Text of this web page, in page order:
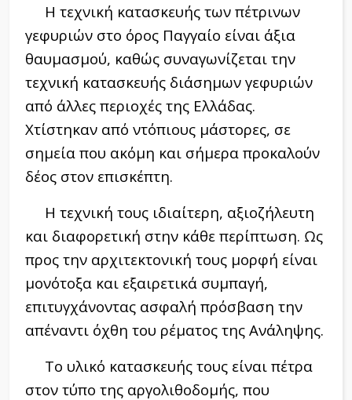
Η τεχνική κατασκευής των πέτρινων
γεφυριών στο όρος Παγγαίο είναι άξια
θαυμασμού, καθώς συναγωνίζεται την
τεχνική κατασκευής διάσημων γεφυριών
από άλλες περιοχές της Ελλάδας.
Χτίστηκαν από ντόπιους μάστορες, σε
σημεία που ακόμη και σήμερα προκαλούν
δέος στον επισκέπτη.
Η τεχνική τους ιδιαίτερη, αξιοζήλευτη
και διαφορετική στην κάθε περίπτωση. Ως
προς την αρχιτεκτονική τους μορφή είναι
μονότοξα και εξαιρετικά συμπαγή,
επιτυγχάνοντας ασφαλή πρόσβαση την
απέναντι όχθη του ρέματος της Ανάληψης.
Το υλικό κατασκευής τους είναι πέτρα
στον τύπο της αργολιθοδομής, που